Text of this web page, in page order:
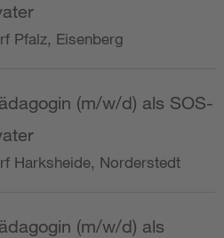
Pfalz, Eisenberg
(m/w/d) als SOS-
Harksheide, Norderstedt
(m/w/d) als